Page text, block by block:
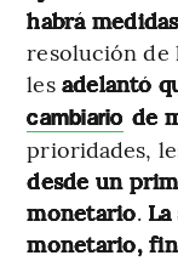
habrá
resolución de
les adelantó
cambiario de
prioridades,
desde un
monetario.
monetario,